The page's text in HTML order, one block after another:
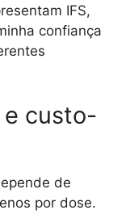
IFS,
confiança
e custo-
de
por dose.